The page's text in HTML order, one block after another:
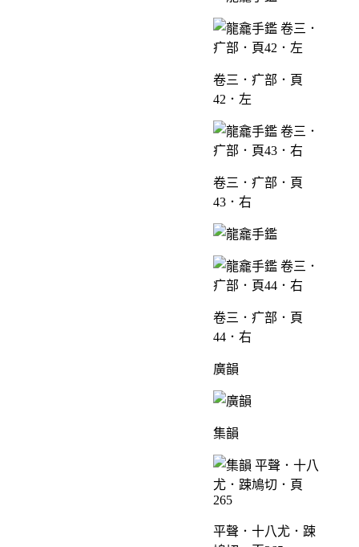
卷三．疒部．頁
42．左
卷三．疒部．頁
43．右
卷三．疒部．頁
44．右
廣韻
集韻
平聲．十八尤．踈